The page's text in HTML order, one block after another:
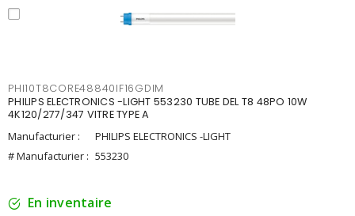
PHI10T8CORE48840IF16GDIM
PHILIPS ELECTRONICS -LIGHT 553230 TUBE DEL T8 48PO 10W
4K120/277/347 VITRE TYPE A
Manufacturier :
PHILIPS ELECTRONICS -LIGHT
# Manufacturier : 553230
En inventaire